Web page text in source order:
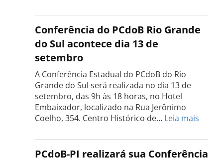
Estadual
do
Tocantins
será
realizada
dia
18
de
setembro
Conferência do PCdoB Rio Grande
do Sul acontece dia 13 de
setembro
A Conferência Estadual do PCdoB do Rio
Grande do Sul será realizada no dia 13 de
setembro, das 9h às 18 horas, no Hotel
Embaixador, localizado na Rua Jerônimo
Coelho, 354. Centro Histórico de… Leia mais
do
PCdoB
PCdoB-PI realizará sua Conferência